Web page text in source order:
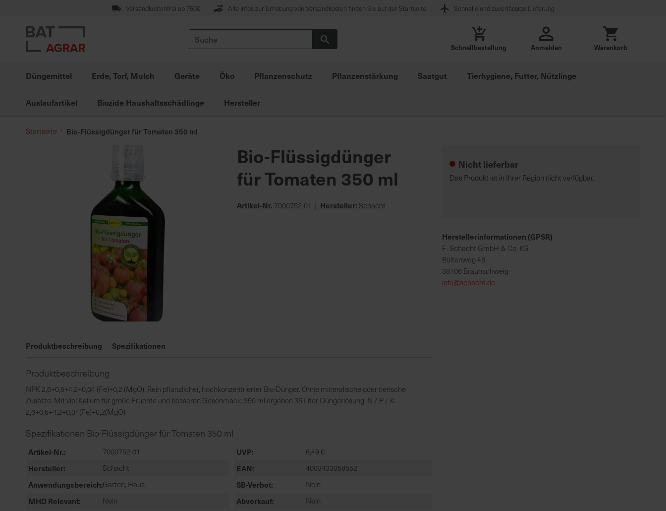
springen
Versandkostenfrei ab 750€ Alle Infos zur Erhebung von Versandkosten finden Sie auf der Startseite Schnelle und zuverlässige Lieferung
Suche
Schnellbestellung Anmelden Warenkorb
Düngemittel Erde, Torf, Mulch Geräte Öko Pflanzenschutz Pflanzenstärkung Saatgut Tierhygiene, Futter, Nützlinge
Auslaufartikel Biozide Haushaltsschädlinge Hersteller
Startseite Bio-Flüssigdünger für Tomaten 350 ml
der
springen
Bio-Flüssigdünger
für Tomaten 350 ml
Artikel-Nr. 7000752-01 Hersteller: Schacht
Produktbeschreibung Spezifikationen
Produktbeschreibung
NPK 2,6+0,5+4,2+0,04 (Fe)+0,2 (MgO). Rein pflanzlicher, hochkonzentrierter Bio-Dünger. Ohne mineralische oder tierische
Zusätze. Mit viel Kalium für große Früchte und besseren Geschmack. 350 ml ergeben 35 Liter Düngerlösung. N / P / K:
2,6+0,5+4,2+0,04(Fe)+0,2(MgO)
Spezifikationen Bio-Flüssigdünger für Tomaten 350 ml
Artikel-Nr. 7000752-01 UVP 6,49 €
Hersteller Schacht EAN 4003433058552
Anwendungsbereich Garten, Haus SB-Verbot Nein
MHD Relevant Nein Abverkauf Nein
Nicht lieferbar
Das Produkt ist in Ihrer Region nicht verfügbar.
Herstellerinformationen (GPSR)
F. Schacht GmbH & Co. KG
Bültenweg 48
38106 Braunschweig
info@schacht.de